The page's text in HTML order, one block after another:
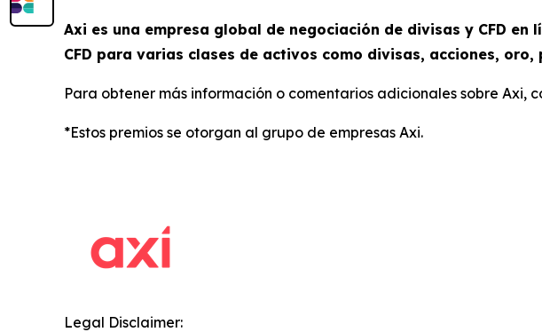
Axi es una empresa global de negociación de divisas y CFD
CFD para varias clases de activos como divisas, acciones,
Para obtener más información o comentarios adicionales sobre Axi,
*Estos premios se otorgan al grupo de empresas Axi.
Legal Disclaimer: